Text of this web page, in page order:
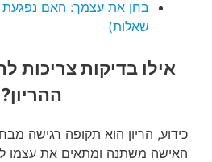
שאלות)
אילו בדיקות צריכות
ההריון?
כידוע, הריון הוא תקופה רגישה
האישה משתנה ומתאים את עצמו